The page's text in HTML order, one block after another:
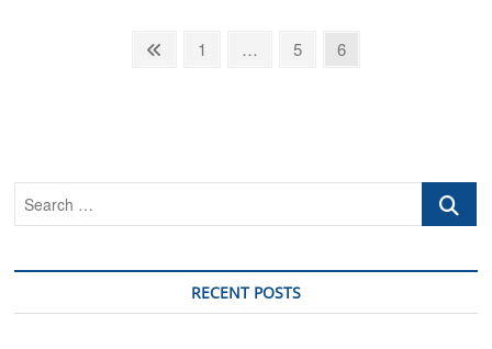
Previous
Page
1 … Page
5 Page
6
Search
RECENT POSTS